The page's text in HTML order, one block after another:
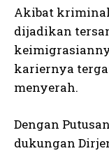
Akibat
dijadikan
kariernya
menyerah.
Dengan
dukungan